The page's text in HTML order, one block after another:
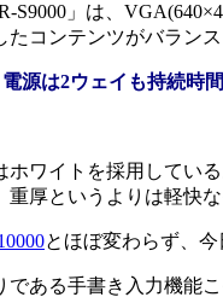
」は、
コンテンツがバラン
源は2ウェイも持続時
ワイトを採用してい
厚というよりは軽快な
とほぼ変わらず、
ある手書き入力機能